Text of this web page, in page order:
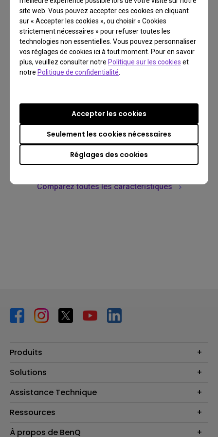
site web. Vous pouvez accepter ces cookies en cliquant
sur « Accepter les cookies », ou choisir « Cookies
strictement nécessaires » pour refuser toutes les
technologies non essentielles. Vous pouvez personnaliser
vos réglages de cookies ici à tout moment. Pour en savoir
plus, veuillez consulter notre Politique sur les cookies et
notre Politique de confidentialité
Réglages des cookies
Seulement les cookies nécessaires
Accepter les cookies
HDMI (v2.0) x 2
-
-
DisplayPort (v1.4) x 1
C$399.99
En savoir plus
-
HDMI (v2.1) x 2
-
DisplayPort (v1.4) x 1
Comparez toutes les caractéristiques
Produits
Vidéoprojecteurs
Éclairage
Haut-parleur
Solutions
Business Display
Assistance Technique
Contactez-nous
Ressources
Centre de connaissances
À propos de BenQ